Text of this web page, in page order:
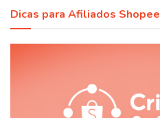
Dicas para Afiliados Shopee